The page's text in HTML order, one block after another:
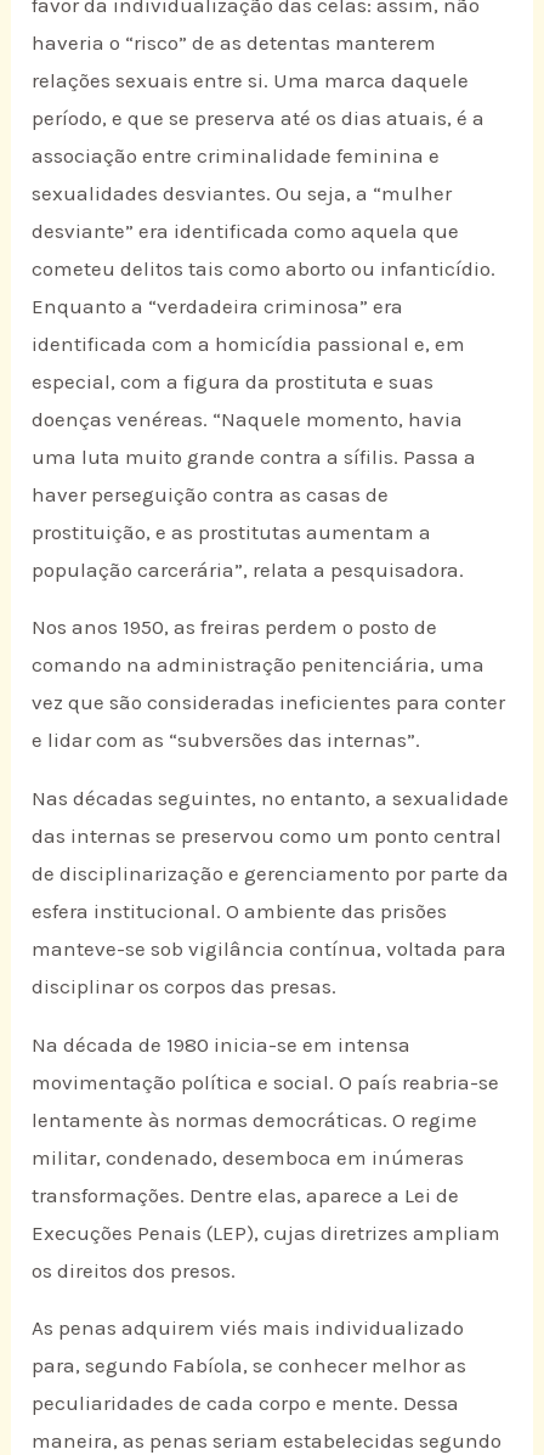
haveria o “risco” de as detentas manterem
relações sexuais entre si. Uma marca daquele
período, e que se preserva até os dias atuais, é a
associação entre criminalidade feminina e
sexualidades desviantes. Ou seja, a “mulher
desviante” era identificada como aquela que
cometeu delitos tais como aborto ou infanticídio.
Enquanto a “verdadeira criminosa” era
identificada com a homicídia passional e, em
especial, com a figura da prostituta e suas
doenças venéreas. “Naquele momento, havia
uma luta muito grande contra a sífilis. Passa a
haver perseguição contra as casas de
prostituição, e as prostitutas aumentam a
população carcerária”, relata a pesquisadora.
Nos anos 1950, as freiras perdem o posto de
comando na administração penitenciária, uma
vez que são consideradas ineficientes para conter
e lidar com as “subversões das internas”.
Nas décadas seguintes, no entanto, a sexualidade
das internas se preservou como um ponto central
de disciplinarização e gerenciamento por parte da
esfera institucional. O ambiente das prisões
manteve-se sob vigilância contínua, voltada para
disciplinar os corpos das presas.
Na década de 1980 inicia-se em intensa
movimentação política e social. O país reabria-se
lentamente às normas democráticas. O regime
militar, condenado, desemboca em inúmeras
transformações. Dentre elas, aparece a Lei de
Execuções Penais (LEP), cujas diretrizes ampliam
os direitos dos presos.
As penas adquirem viés mais individualizado
para, segundo Fabíola, se conhecer melhor as
peculiaridades de cada corpo e mente. Dessa
maneira, as penas seriam estabelecidas segundo